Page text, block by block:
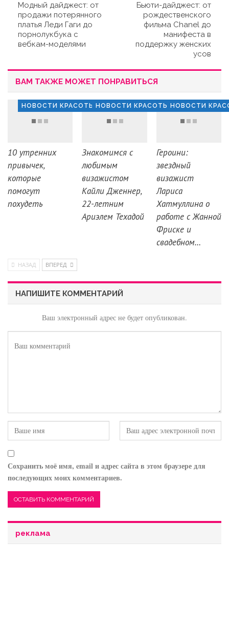
Модный дайджест: от
продажи потерянного
платья Леди Гаги до
порнолукбука с
вебкам-моделями
Бьюти-дайджест: от
рождественского
фильма Chanel до
манифеста в
поддержку женских
усов
ВАМ ТАКЖЕ МОЖЕТ ПОНРАВИТЬСЯ
НОВОСТИ КРАСОТЫ
10 утренних
привычек,
которые
помогут
похудеть
НОВОСТИ КРАСОТЫ
Знакомимся с
любимым
визажистом
Кайли Дженнер,
22-летним
Ариэлем Техадой
НОВОСТИ
Героини:
звездный
визажист
Лариса
Хатмуллина о
работе с Жанной
Фриске и
свадебном…
НАЗАД ВПЕРЕД
НАПИШИТЕ КОММЕНТАРИЙ
Ваш электронный адрес не будет опубликован.
Сохранить моё имя, email и адрес сайта в этом браузере для
последующих моих комментариев.
реклама